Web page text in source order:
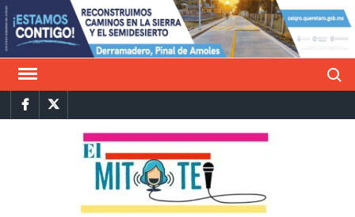
Saltar
al
contenido
FacebookTwitter